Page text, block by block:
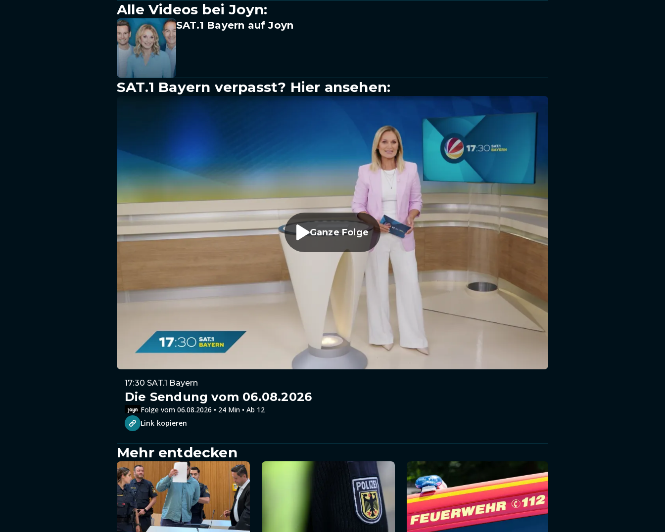
Alle Videos bei Joyn:
SAT.1 Bayern auf Joyn
SAT.1 Bayern verpasst? Hier ansehen:
Ganze Folge
17:30 SAT.1 Bayern
Die Sendung vom 06.08.2026
Folge vom 06.08.2026 • 24 Min • Ab 12
Link kopieren
Mehr entdecken